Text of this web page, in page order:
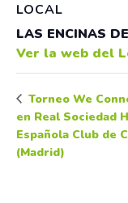
LOCAL
LAS ENCINAS
Ver la web del
Torneo We
en Real Sociedad
Española Club de
(Madrid)